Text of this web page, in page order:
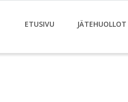
ETUSIVU JÄTEHUOLLOT